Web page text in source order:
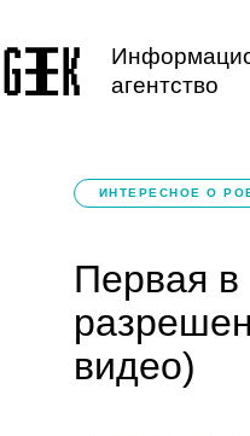
агентство
ИНТЕРЕСНОЕ О
Первая в
видео)